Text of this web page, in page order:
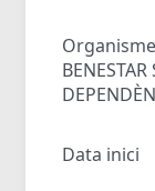
Organisme
Data inici